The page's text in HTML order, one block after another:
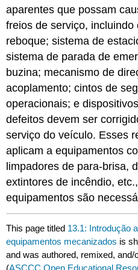
aparentes que possam
freios de serviço,
reboque; sistema de
sistema de parada de
buzina; mecanismo de
acoplamento; cintos de
operacionais; e
defeitos devem ser
serviço do veículo. Esses
aplicam a equipamentos
limpadores de para-brisa,
extintores de incêndio,
equipamentos são
This page titled 13.1: Introdução
equipamentos mecanizados is
and was authored, remixed, and/
(ASCCC Open Educational